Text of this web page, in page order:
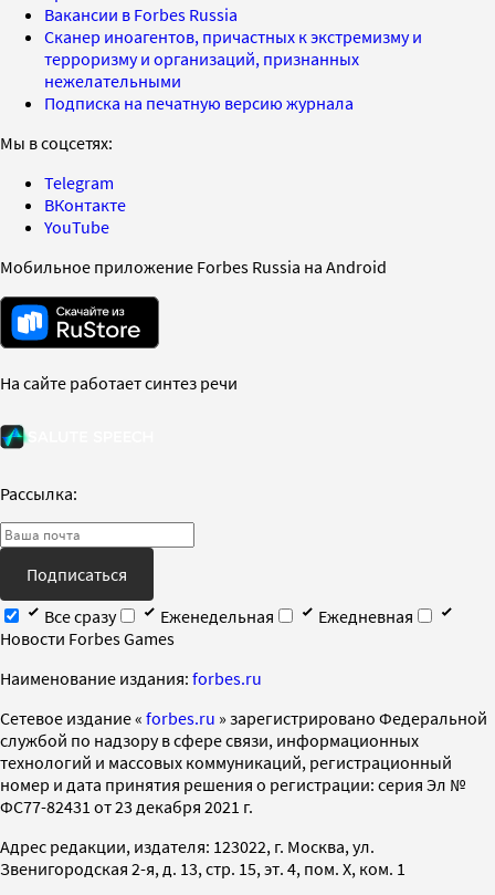
Вакансии в Forbes Russia
Сканер иноагентов, причастных к экстремизму и
терроризму и организаций, признанных
нежелательными
Подписка на печатную версию журнала
Мы в соцсетях:
Telegram
ВКонтакте
YouTube
Мобильное приложение Forbes Russia на Android
На сайте работает синтез речи
Рассылка:
Подписаться
Все сразу
Еженедельная
Ежедневная
Новости Forbes Games
Наименование издания: forbes.ru
Cетевое издание « forbes.ru » зарегистрировано Федеральной
службой по надзору в сфере связи, информационных
технологий и массовых коммуникаций, регистрационный
номер и дата принятия решения о регистрации: серия Эл №
ФС77-82431 от 23 декабря 2021 г.
Адрес редакции, издателя: 123022, г. Москва, ул.
Звенигородская 2-я, д. 13, стр. 15, эт. 4, пом. X, ком. 1